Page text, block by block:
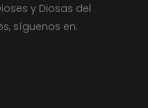
y Diosas del
síguenos en: